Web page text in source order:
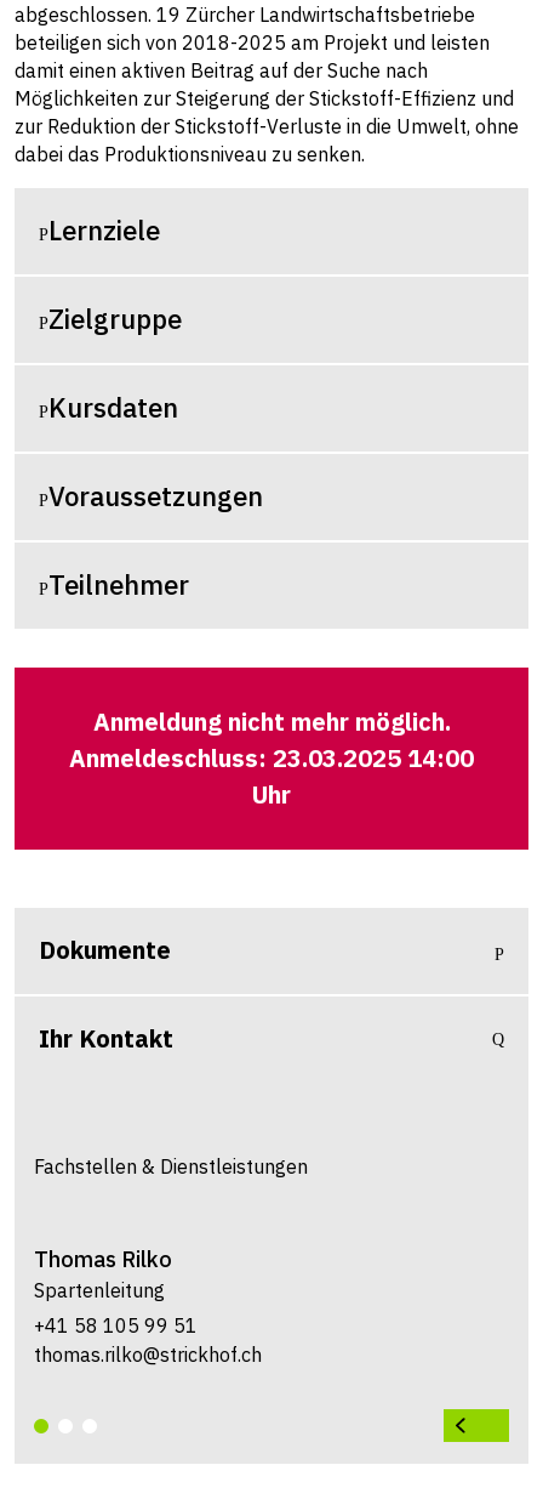
abgeschlossen. 19 Zürcher Landwirtschaftsbetriebe
beteiligen sich von 2018-2025 am Projekt und leisten
damit einen aktiven Beitrag auf der Suche nach
Möglichkeiten zur Steigerung der Stickstoff-Effizienz und
zur Reduktion der Stickstoff-Verluste in die Umwelt, ohne
dabei das Produktionsniveau zu senken.
Lernziele
Zielgruppe
Kursdaten
Voraussetzungen
Teilnehmer
Anmeldung nicht mehr möglich.
Anmeldeschluss: 23.03.2025 14:00
Uhr
Dokumente
Ihr Kontakt
Fachstellen & Dienstleistungen
Thomas Rilko
Spartenleitung
+41 58 105 99 51
thomas.rilko@strickhof.ch